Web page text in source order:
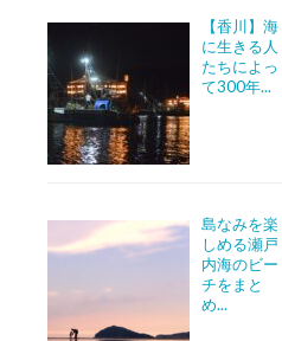
【香川】海
に生きる人
たちによっ
て300年...
島なみを楽
しめる瀬戸
内海のビー
チをまと
め...